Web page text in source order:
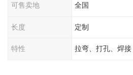
可售卖地 全国
长度 定制
特性 拉弯、打孔、焊接